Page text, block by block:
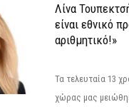
Λίνα
είναι εθνικό
αριθμητικό!»
Τα τελευταία 13
χώρας μας